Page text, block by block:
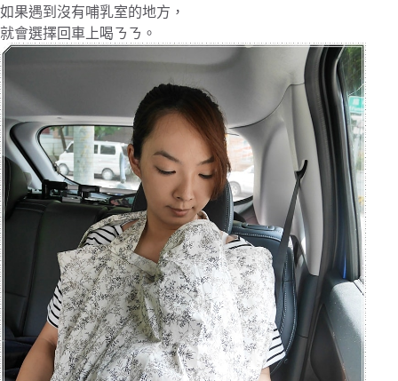
如果遇到沒有哺乳室的地方，
就會選擇回車上喝ㄋㄋ。